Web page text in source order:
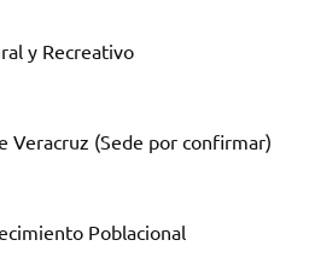
y Recreativo
Veracruz (Sede por confirmar)
Poblacional